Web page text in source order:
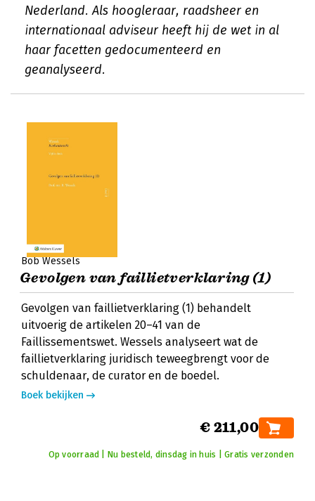
Nederland. Als hoogleraar, raadsheer en
internationaal adviseur heeft hij de wet in al
haar facetten gedocumenteerd en
geanalyseerd.
Bob Wessels
Gevolgen van faillietverklaring (1)
Gevolgen van faillietverklaring (1) behandelt
uitvoerig de artikelen 20–41 van de
Faillissementswet. Wessels analyseert wat de
faillietverklaring juridisch teweegbrengt voor de
schuldenaar, de curator en de boedel.
Boek bekijken
€ 211,00
Op voorraad | Nu besteld, dinsdag in huis | Gratis verzonden